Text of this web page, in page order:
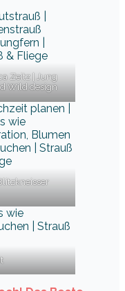
Zeitz | Jung
Wild design